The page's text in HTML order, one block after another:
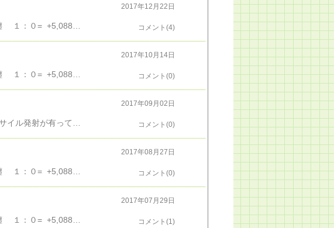
2017年12月22日
コメント(4)
2017年10月14日
コメント(0)
2017年09月02日
コメント(0)
2017年08月27日
コメント(0)
2017年07月29日
コメント(1)